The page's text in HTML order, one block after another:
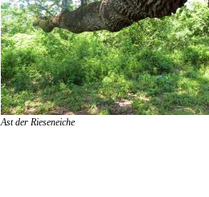
Ast der Rieseneiche